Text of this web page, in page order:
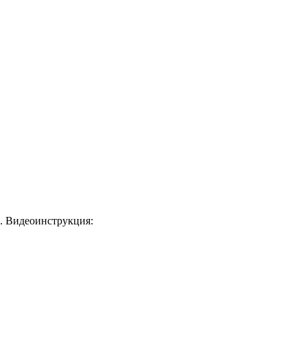
Видеоинструкция: